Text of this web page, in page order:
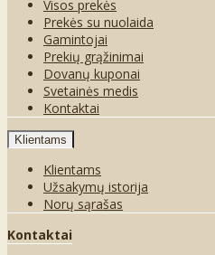
Visos prekės
Prekės su nuolaida
Gamintojai
Prekių grąžinimai
Dovanų kuponai
Svetainės medis
Kontaktai
Klientams
Klientams
Užsakymų istorija
Norų sąrašas
Kontaktai